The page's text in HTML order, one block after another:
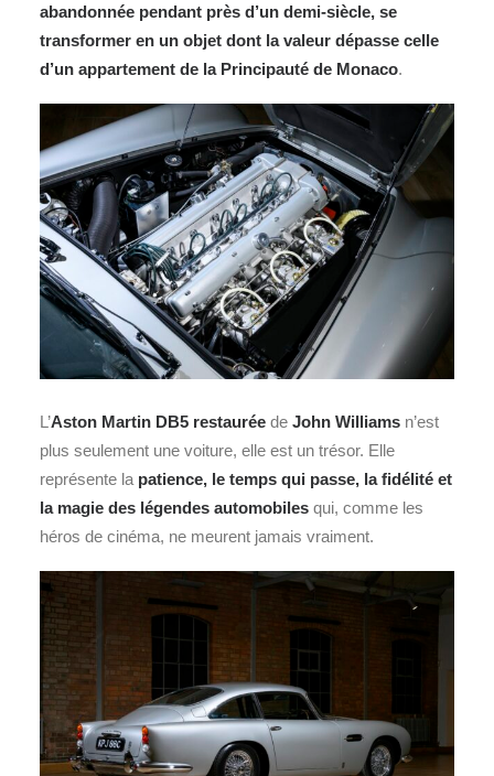
abandonnée pendant près d’un demi-siècle, se
transformer en un objet dont la valeur dépasse celle
d’un appartement de la Principauté de Monaco.
L’Aston Martin DB5 restaurée de John Williams n’est
plus seulement une voiture, elle est un trésor. Elle
représente la patience, le temps qui passe, la fidélité et
la magie des légendes automobiles qui, comme les
héros de cinéma, ne meurent jamais vraiment.